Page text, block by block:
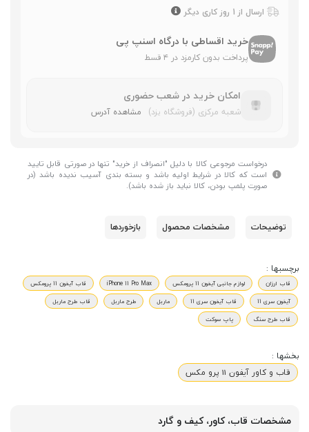
ارسال از 1 روز کاری دیگر
خرید اقساطی با درگاه اسنپ پی
پرداخت بدون کارمزد در ۴ قسط
امکان خرید در شعب حضوری
شعبه مرکزی (فروشگاه یزد) مشاهده آدرس
درخواست مرجوعی کالا با دلیل "انصراف از خرید" تنها در صورتی قابل تایید
است که کالا در شرایط اولیه باشد و بسته بندی آسیب ندیده باشد (در
صورت پلمپ بودن، کالا نباید باز شده باشد).
توضیحات مشخصات محصول بازخوردها
برچسبها :
قاب ارزان لوازم جانبی آیفون 11 پرومکس iPhone 11 Pro Max
قاب آیفون 11 پرومکس
آیفون سری 11
قاب آیفون سری 11 ماربل طرح ماربل
قاب طرح ماربل
قاب طرح سنگ
پاپ سوکت
بخشها :
قاب و کاور آیفون 11 پرو مکس
مشخصات قاب، کاور، کیف و گارد